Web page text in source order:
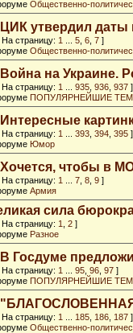
Общественно-
ЦИК утвердил даты
На страницу: 1 5 6 7 ]
Общественно-
Война на Украине.
На страницу: 1 935 936 937 ]
ПОПУЛЯРНЕЙШИЕ
Интересные
На страницу: 1 393 394 395 ]
Юмор
Хочется, чтобы в
На страницу: 1 7 8 9 ]
Армия
сила
На страницу: 1 2 ]
Разное
В Госдуме
На страницу: 1 95 96 97 ]
ПОПУЛЯРНЕЙШИЕ
На страницу: 1 185 186 187 ]
Общественно-